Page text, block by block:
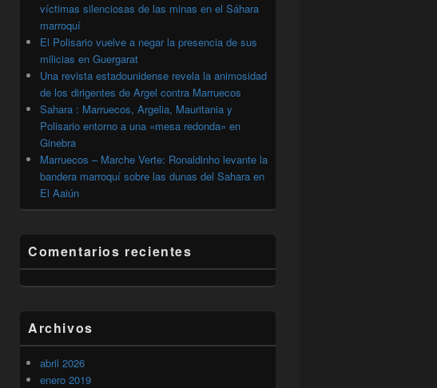
víctimas silenciosas de las minas en el Sáhara
marroquí
El Polisario vuelve a negar la presencia de sus
milicias en Guergarat
Una revista estadounidense revela la animosidad
de los dirigentes de Argel contra Marruecos
Sahara : Marruecos, Argelia, Mauritania y
Polisario entorno a una «mesa redonda» en
Ginebra
Marruecos – Marche Verte: Ronaldinho levante la
bandera marroquí sobre las dunas del Sahara en
El Aaiún
Comentarios recientes
Archivos
abril 2026
enero 2019